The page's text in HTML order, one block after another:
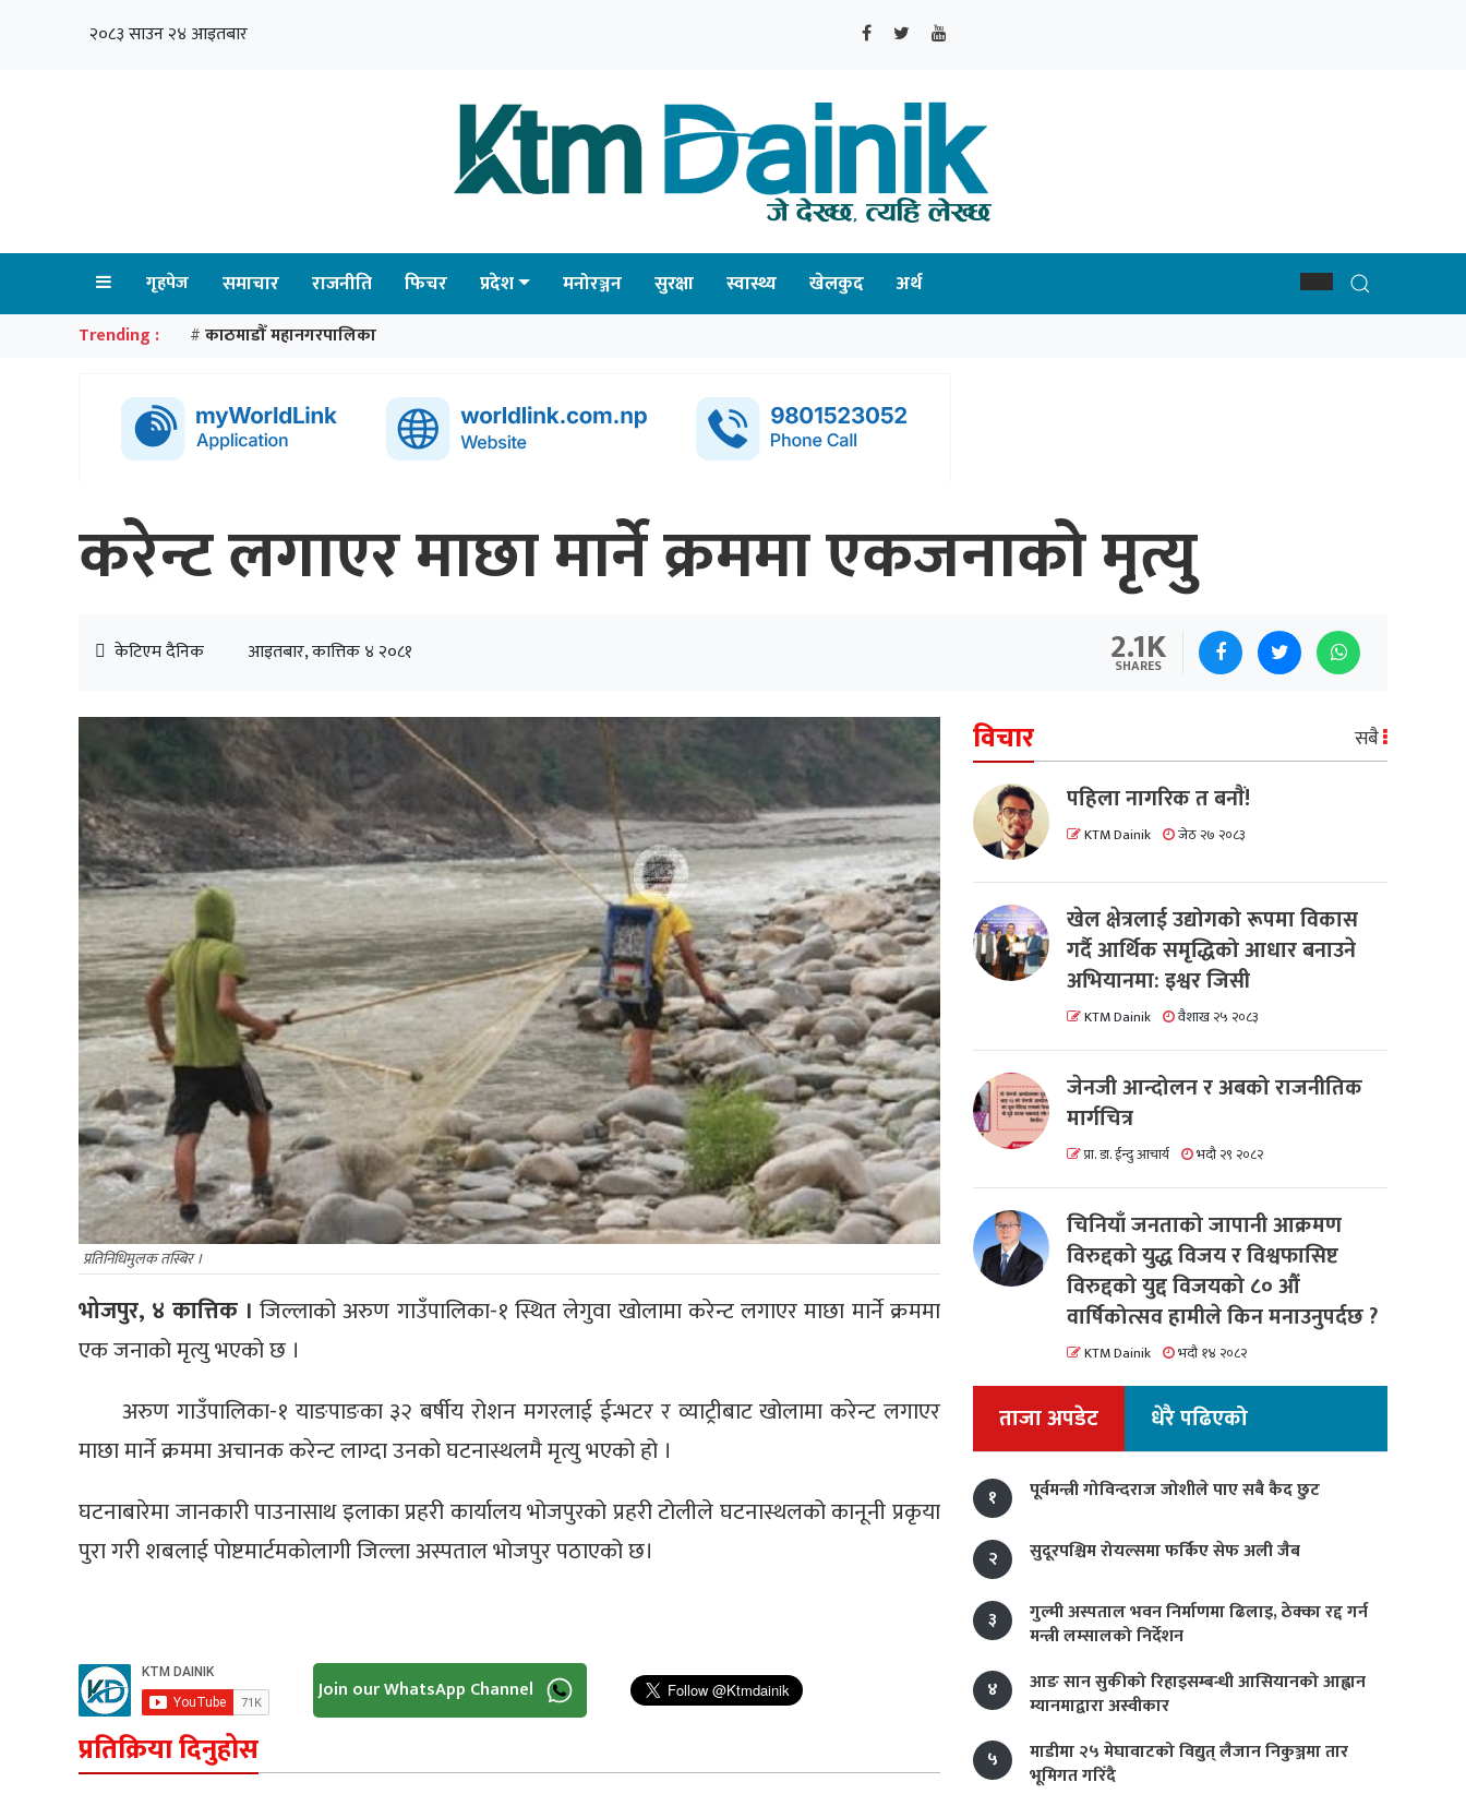
२०८३ साउन २४ आइतबार
गृहपेज समाचार राजनीति फिचर प्रदेश मनोरञ्जन सुरक्षा स्वास्थ्य खेलकुद अर्थ
Trending : # काठमाडौँ महानगरपालिका
करेन्ट लगाएर माछा मार्ने क्रममा एकजनाको मृत्यु
केटिएम दैनिक आइतबार, कात्तिक ४ २०८१ 2.1K
SHARES
प्रतिनिधिमुलक तस्बिर ।
भोजपुर, ४ कात्तिक । जिल्लाको अरुण गाउँपालिका-१ स्थित लेगुवा खोलामा करेन्ट लगाएर माछा मार्ने क्रममा
एक जनाको मृत्यु भएको छ ।
अरुण गाउँपालिका-१ याङपाङका ३२ बर्षीय रोशन मगरलाई ईन्भटर र व्याट्रीबाट खोलामा करेन्ट लगाएर
माछा मार्ने क्रममा अचानक करेन्ट लाग्दा उनको घटनास्थलमै मृत्यु भएको हो ।
घटनाबारेमा जानकारी पाउनासाथ इलाका प्रहरी कार्यालय भोजपुरको प्रहरी टोलीले घटनास्थलको कानूनी प्रकृया
पुरा गरी शबलाई पोष्टमार्टमकोलागी जिल्ला अस्पताल भोजपुर पठाएको छ।
Join our WhatsApp Channel
प्रतिक्रिया दिनुहोस
विचार सबै
पहिला नागरिक त बनाैं!
KTM Dainik जेठ २७ २०८३
खेल क्षेत्रलाई उद्योगको रूपमा विकास
गर्दै आर्थिक समृद्धिको आधार बनाउने
अभियानमा: इश्वर जिसी
KTM Dainik वैशाख २५ २०८३
जेनजी आन्दोलन र अबको राजनीतिक
मार्गचित्र
प्रा. डा. ईन्दु आचार्य भदौ २९ २०८२
चिनियाँ जनताको जापानी आक्रमण
विरुद्दको युद्ध विजय र विश्वफासिष्ट
विरुद्दको युद्द विजयको ८० औं
वार्षिकोत्सव हामीले किन मनाउनुपर्दछ ?
KTM Dainik भदौ १४ २०८२
ताजा अपडेट धेरै पढिएको
१ पूर्वमन्त्री गोविन्दराज जोशीले पाए सबै कैद छुट
२ सुदूरपश्चिम रोयल्समा फर्किए सेफ अली जैब
३
गुल्मी अस्पताल भवन निर्माणमा ढिलाइ, ठेक्का रद्द गर्न
मन्त्री लम्सालको निर्देशन
४
आङ सान सुकीको रिहाइसम्बन्धी आसियानको आह्वान
म्यानमाद्वारा अस्वीकार
५
माडीमा २५ मेघावाटको विद्युत् लैजान निकुञ्जमा तार
भूमिगत गरिँदै